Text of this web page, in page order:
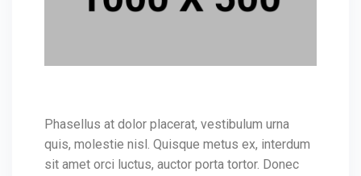
Phasellus at dolor placerat, vestibulum urna
quis, molestie nisl. Quisque metus ex, interdum
sit amet orci luctus, auctor porta tortor. Donec